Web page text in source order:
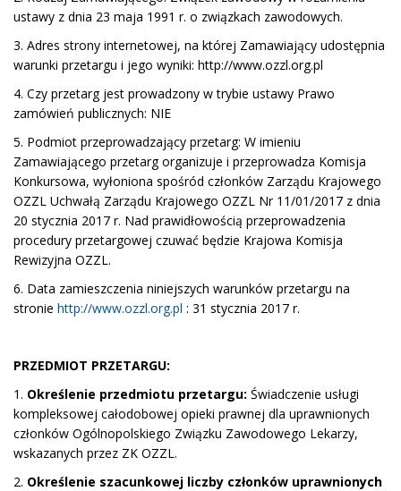
ustawy z dnia 23 maja 1991 r. o związkach zawodowych.
3. Adres strony internetowej, na której Zamawiający udostępnia
warunki przetargu i jego wyniki: http://www.ozzl.org.pl
4. Czy przetarg jest prowadzony w trybie ustawy Prawo
zamówień publicznych: NIE
5. Podmiot przeprowadzający przetarg: W imieniu
Zamawiającego przetarg organizuje i przeprowadza Komisja
Konkursowa, wyłoniona spośród członków Zarządu Krajowego
OZZL Uchwałą Zarządu Krajowego OZZL Nr 11/01/2017 z dnia
20 stycznia 2017 r. Nad prawidłowością przeprowadzenia
procedury przetargowej czuwać będzie Krajowa Komisja
Rewizyjna OZZL.
6. Data zamieszczenia niniejszych warunków przetargu na
stronie http://www.ozzl.org.pl : 31 stycznia 2017 r.
PRZEDMIOT PRZETARGU:
1. Określenie przedmiotu przetargu: Świadczenie usługi
kompleksowej całodobowej opieki prawnej dla uprawnionych
członków Ogólnopolskiego Związku Zawodowego Lekarzy,
wskazanych przez ZK OZZL.
2. Określenie szacunkowej liczby członków uprawnionych